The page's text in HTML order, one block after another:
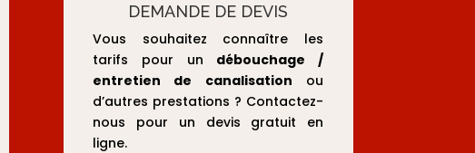
DEMANDE DE DEVIS
Vous souhaitez connaître les
tarifs pour un débouchage /
entretien de canalisation ou
d’autres prestations ? Contactez-
nous pour un devis gratuit en
ligne.